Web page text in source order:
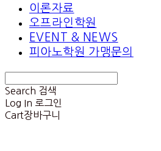
이론자료
오프라인학원
EVENT & NEWS
피아노학원 가맹문의
Search 검색
Log In 로그인
Cart장바구니